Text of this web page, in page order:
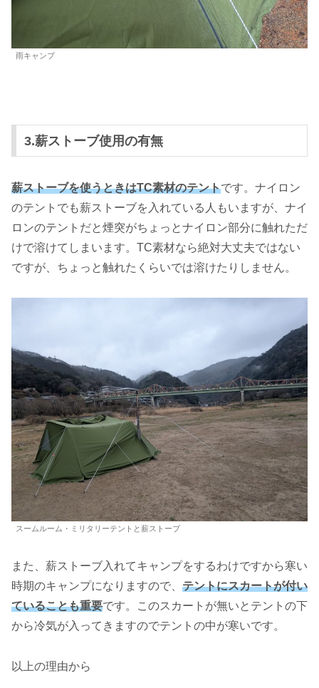
雨キャンプ
3.薪ストーブ使用の有無
薪ストーブを使うときはTC素材のテントです。ナイロン
のテントでも薪ストーブを入れている人もいますが、ナイ
ロンのテントだと煙突がちょっとナイロン部分に触れただ
けで溶けてしまいます。TC素材なら絶対大丈夫ではない
ですが、ちょっと触れたくらいでは溶けたりしません。
スームルーム・ミリタリーテントと薪ストーブ
また、薪ストーブ入れてキャンプをするわけですから寒い
時期のキャンプになりますので、 テントにスカートが付い
ていることも重要です。このスカートが無いとテントの下
から冷気が入ってきますのでテントの中が寒いです。
以上の理由から